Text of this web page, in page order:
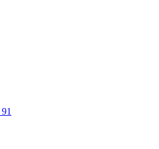
91